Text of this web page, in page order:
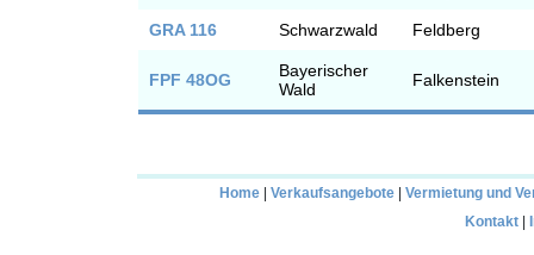
GRA 116 Schwarzwald Feldberg
FPF 48OG
Bayerischer
Wald
Falkenstein
Home Verkaufsangebote
Vermietung und
Kontakt